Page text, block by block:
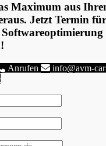
Maximum aus
Jetzt Termin
Anrufen
info@avm-